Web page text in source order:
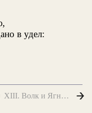
в удел:
XIII. Волк и Ягненок